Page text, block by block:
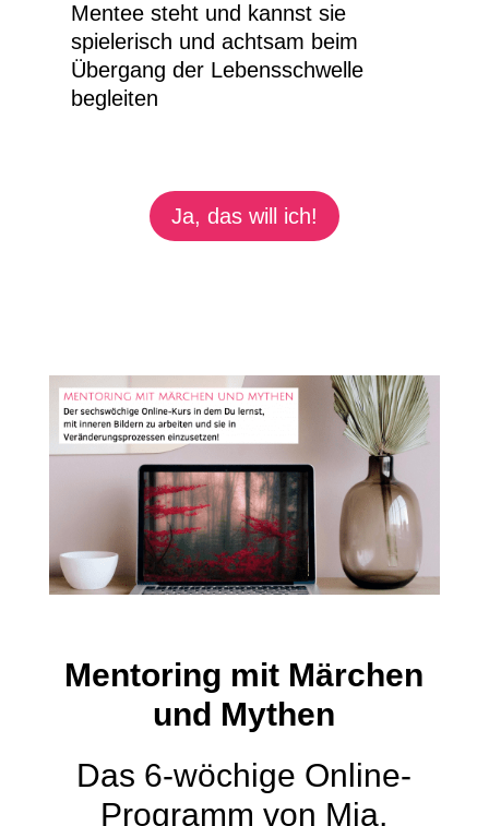
Mentee steht und kannst sie
spielerisch und achtsam beim
Übergang der Lebensschwelle
begleiten
Ja, das will ich!
Mentoring mit Märchen
und Mythen
Das 6-wöchige Online-
Programm von Mia,